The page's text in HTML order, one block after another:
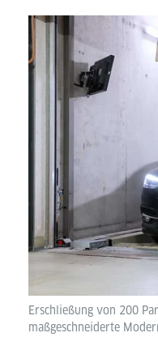
Erschließung von 200
maßgeschneiderte